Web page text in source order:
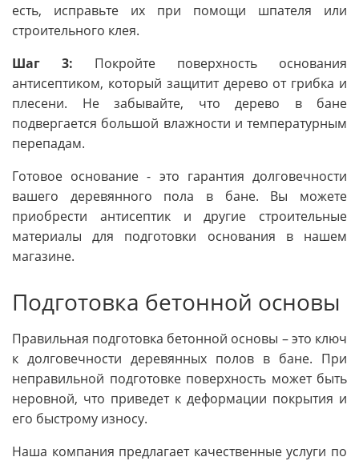
есть, исправьте их при помощи шпателя или
строительного клея.
Шаг 3: Покройте поверхность основания
антисептиком, который защитит дерево от грибка и
плесени. Не забывайте, что дерево в бане
подвергается большой влажности и температурным
перепадам.
Готовое основание - это гарантия долговечности
вашего деревянного пола в бане. Вы можете
приобрести антисептик и другие строительные
материалы для подготовки основания в нашем
магазине.
Подготовка бетонной основы
Правильная подготовка бетонной основы – это ключ
к долговечности деревянных полов в бане. При
неправильной подготовке поверхность может быть
неровной, что приведет к деформации покрытия и
его быстрому износу.
Наша компания предлагает качественные услуги по